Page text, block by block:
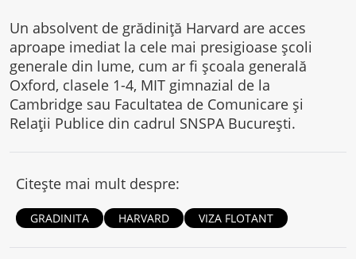
Un absolvent de grădiniță Harvard are acces
aproape imediat la cele mai presigioase școli
generale din lume, cum ar fi școala generală
Oxford, clasele 1-4, MIT gimnazial de la
Cambridge sau Facultatea de Comunicare și
Relații Publice din cadrul SNSPA București.
Citește mai mult despre:
GRADINITA HARVARD VIZA FLOTANT